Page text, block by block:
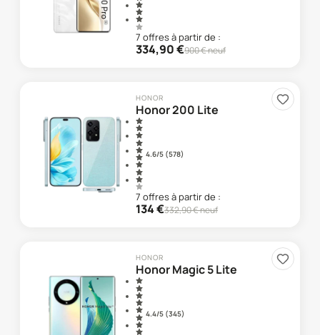
7 offresà partir de :
334,90€900€ neuf
HONOR
Honor 200 Lite
4.6/5 (578)
7 offresà partir de :
134€332,90€ neuf
HONOR
Honor Magic 5 Lite
4.4/5 (345)